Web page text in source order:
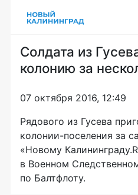
Солдата из
колонию за
07 октября 2016, 12:49
Рядового из Гусева
колонии-поселения за
«Новому
в Военном
по Балтфлоту.